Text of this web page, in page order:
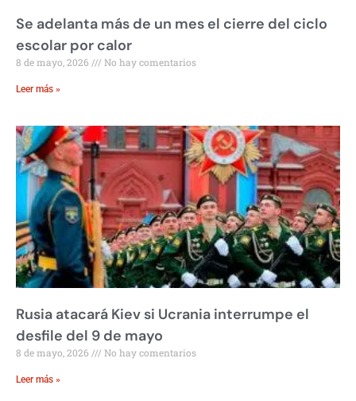
Se adelanta más de un mes el cierre del ciclo
escolar por calor
8 de mayo, 2026 No hay comentarios
Leer más »
Rusia atacará Kiev si Ucrania interrumpe el
desfile del 9 de mayo
8 de mayo, 2026 No hay comentarios
Leer más »